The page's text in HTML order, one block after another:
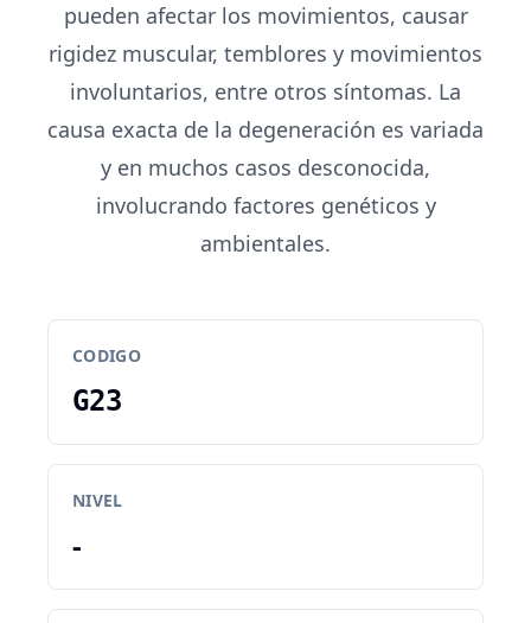
pueden afectar los movimientos, causar
rigidez muscular, temblores y movimientos
involuntarios, entre otros síntomas. La
causa exacta de la degeneración es variada
y en muchos casos desconocida,
involucrando factores genéticos y
ambientales.
CODIGO
G23
NIVEL
-